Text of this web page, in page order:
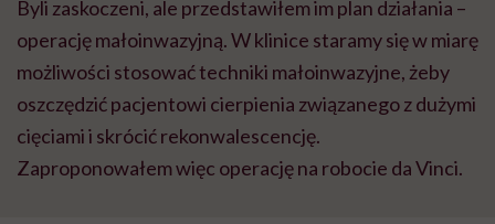
Byli zaskoczeni, ale przedstawiłem im plan działania –
operację małoinwazyjną. W klinice staramy się w miarę
możliwości stosować techniki małoinwazyjne, żeby
oszczędzić pacjentowi cierpienia związanego z dużymi
cięciami i skrócić rekonwalescencję.
Zaproponowałem więc operację na robocie da Vinci.